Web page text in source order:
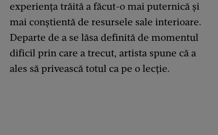
experiența trăită a făcut-o mai puternică și
mai conștientă de resursele sale interioare.
Departe de a se lăsa definită de momentul
dificil prin care a trecut, artista spune că a
ales să privească totul ca pe o lecție.